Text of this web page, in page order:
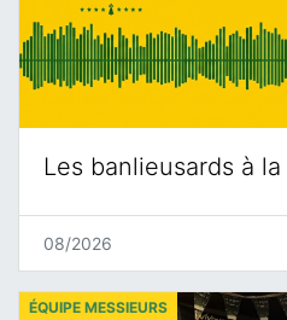
Les banlieusards à
08/2026
ÉQUIPE MESSIEURS